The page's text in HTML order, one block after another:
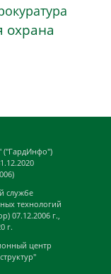
охрана
("ГардИнфо")
службе
технологий
07.12.2006 г.,
г.
центр